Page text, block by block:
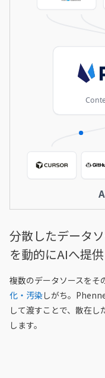
分散したデータ
を動的にAIへ提
複数のデータソースをそ
化・汚染 しがち。
して渡すことで、散在し
します。